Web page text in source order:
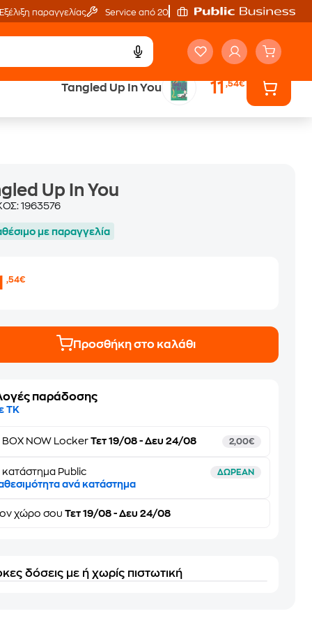
Εξέλιξη παραγγελίας Service από 20'
Tangled Up In You 11,54€
Έλα στον κόσμο
Up In You
1963576
με παραγγελία
,54€
Προσθήκη στο καλάθι
παράδοσης
ΤΚ
BOX NOW Locker Τετ 19/08 - Δευ 24/08 2,00€
κατάστημα Public ΔΩΡΕΑΝ
ανά κατάστημα
χώρο σου Τετ 19/08 - Δευ 24/08
δόσεις με ή χωρίς πιστωτική